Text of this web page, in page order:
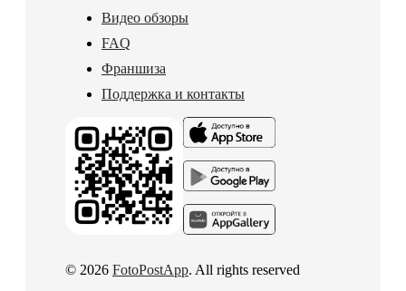
Видео обзоры
FAQ
Франшиза
Поддержка и контакты
© 2026 FotoPostApp. All rights reserved